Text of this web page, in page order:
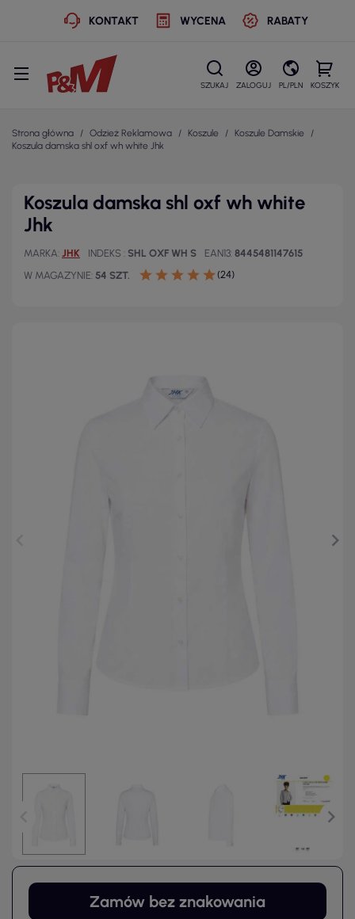
KONTAKT WYCENA RABATY
SZUKAJ ZALOGUJ PL/PLN KOSZYK
Strona główna Odzież Reklamowa Koszule
Koszule Damskie
Koszula damska shl oxf wh white Jhk
Koszula damska shl oxf wh white
Jhk
MARKA JHK INDEKS SHL OXF WH S EAN13 8445481147615
W MAGAZYNIE 54 SZT. (24)
Zamów bez znakowania